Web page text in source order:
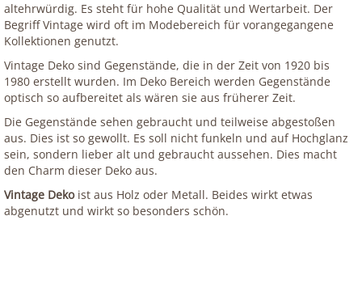
altehrwürdig. Es steht für hohe Qualität und Wertarbeit. Der
Begriff Vintage wird oft im Modebereich für vorangegangene
Kollektionen genutzt.
Vintage Deko sind Gegenstände, die in der Zeit von 1920 bis
1980 erstellt wurden. Im Deko Bereich werden Gegenstände
optisch so aufbereitet als wären sie aus früherer Zeit.
Die Gegenstände sehen gebraucht und teilweise abgestoßen
aus. Dies ist so gewollt. Es soll nicht funkeln und auf Hochglanz
sein, sondern lieber alt und gebraucht aussehen. Dies macht
den Charm dieser Deko aus.
Vintage Dekoist aus Holz oder Metall. Beides wirkt etwas
abgenutzt und wirkt so besonders schön.